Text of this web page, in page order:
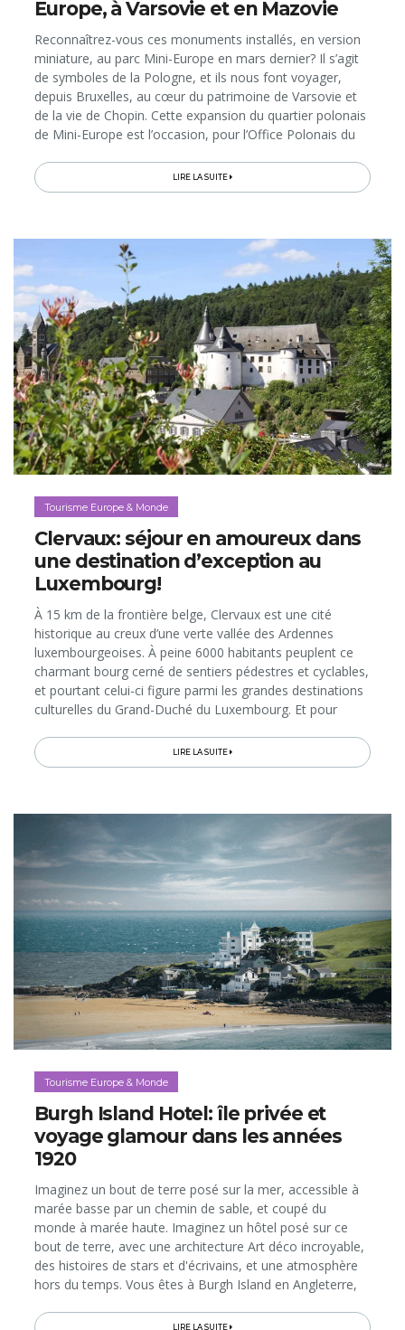
Europe, à Varsovie et en Mazovie
Reconnaîtrez-vous ces monuments installés, en version
miniature, au parc Mini-Europe en mars dernier? Il s’agit
de symboles de la Pologne, et ils nous font voyager,
depuis Bruxelles, au cœur du patrimoine de Varsovie et
de la vie de Chopin. Cette expansion du quartier polonais
de Mini-Europe est l’occasion, pour l’Office Polonais du
LIRE LA SUITE
Tourisme Europe & Monde
Clervaux: séjour en amoureux dans
une destination d’exception au
Luxembourg!
À 15 km de la frontière belge, Clervaux est une cité
historique au creux d’une verte vallée des Ardennes
luxembourgeoises. À peine 6000 habitants peuplent ce
charmant bourg cerné de sentiers pédestres et cyclables,
et pourtant celui-ci figure parmi les grandes destinations
culturelles du Grand-Duché du Luxembourg. Et pour
Man, la plus vaste...
LIRE LA SUITE
Tourisme Europe & Monde
Burgh Island Hotel: île privée et
voyage glamour dans les années
1920
Imaginez un bout de terre posé sur la mer, accessible à
marée basse par un chemin de sable, et coupé du
monde à marée haute. Imaginez un hôtel posé sur ce
bout de terre, avec une architecture Art déco incroyable,
des histoires de stars et d'écrivains, et une atmosphère
hors du temps. Vous êtes à Burgh Island en Angleterre,
continue de faire...
LIRE LA SUITE